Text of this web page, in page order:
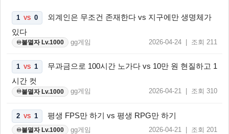
1 VS 0
외계인은 무조건 존재한다 vs 지구에만 생명체가
있다
♾️불멸자 Lv.1000 gg게임 2026-04-24 | 조회 211
1 VS 1
무과금으로 100시간 노가다 vs 10만 원 현질하고 1
시간 컷
♾️불멸자 Lv.1000 gg게임 2026-04-21 | 조회 310
2 VS 1 평생 FPS만 하기 vs 평생 RPG만 하기
♾️불멸자 Lv.1000 gg게임 2026-04-21 | 조회 201